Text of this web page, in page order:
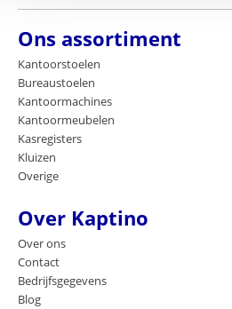
Ons assortiment
Kantoorstoelen
Bureaustoelen
Kantoormachines
Kantoormeubelen
Kasregisters
Kluizen
Overige
Over Kaptino
Over ons
Contact
Bedrijfsgegevens
Blog